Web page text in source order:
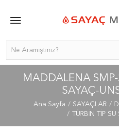
MADDALENA SMP-
SAYAÇ-
Ana Sayfa SAYAÇLAR
TÜRBİN TİP SU